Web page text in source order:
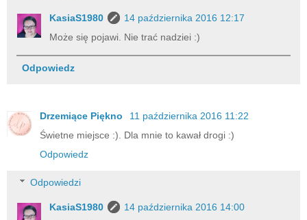
KasiaS1980
14 października 2016 12:17
Może się pojawi. Nie trać nadziei :)
Odpowiedz
Drzemiące Piękno
11 października 2016 11:22
Świetne miejsce :). Dla mnie to kawał drogi :)
Odpowiedz
Odpowiedzi
KasiaS1980
14 października 2016 14:00